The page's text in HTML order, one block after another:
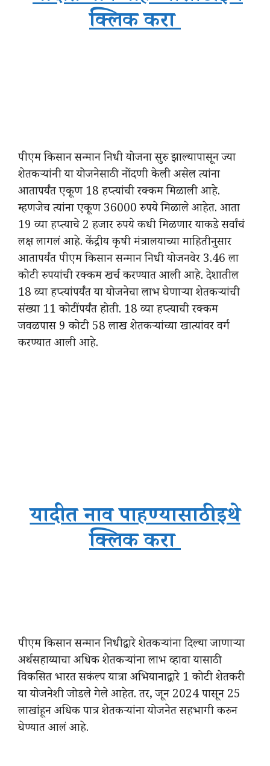
क्लिक करा
पीएम किसान सन्मान निधी योजना सुरु झाल्यापासून ज्या
शेतकऱ्यांनी या योजनेसाठी नोंदणी केली असेल त्यांना
आतापर्यंत एकूण 18 हप्त्यांची रक्कम मिळाली आहे.
म्हणजेच त्यांना एकूण 36000 रुपये मिळाले आहेत. आता
19 व्या हप्त्याचे 2 हजार रुपये कधी मिळणार याकडे सर्वांचं
लक्ष लागलं आहे. केंद्रीय कृषी मंत्रालयाच्या माहितीनुसार
आतापर्यंत पीएम किसान सन्मान निधी योजनवेर 3.46 ला
कोटी रुपयांची रक्कम खर्च करण्यात आली आहे. देशातील
18 व्या हप्त्यांपर्यंत या योजनेचा लाभ घेणाऱ्या शेतकऱ्यांची
संख्या 11 कोटींपर्यंत होती. 18 व्या हप्त्याची रक्कम
जवळपास 9 कोटी 58 लाख शेतकऱ्यांच्या खात्यांवर वर्ग
करण्यात आली आहे.
यादीत नाव पाहण्यासाठी इथे
क्लिक करा
पीएम किसान सन्मान निधीद्वारे शेतकऱ्यांना दिल्या जाणाऱ्या
अर्थसहाय्याचा अधिक शेतकऱ्यांना लाभ व्हावा यासाठी
विकसित भारत सकंल्प यात्रा अभियानाद्वारे 1 कोटी शेतकरी
या योजनेशी जोडले गेले आहेत. तर, जून 2024 पासून 25
लाखांहून अधिक पात्र शेतकऱ्यांना योजनेत सहभागी करुन
घेण्यात आलं आहे.